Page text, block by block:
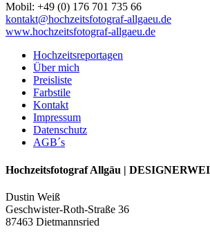
Mobil: +49 (0) 176 701 735 66
kontakt@hochzeitsfotograf-allgaeu.de
www.hochzeitsfotograf-allgaeu.de
Hochzeitsreportagen
Über mich
Preisliste
Farbstile
Kontakt
Impressum
Datenschutz
AGB´s
Hochzeitsfotograf Allgäu |
Dustin Weiß
Geschwister-Roth-Straße 36
87463 Dietmannsried